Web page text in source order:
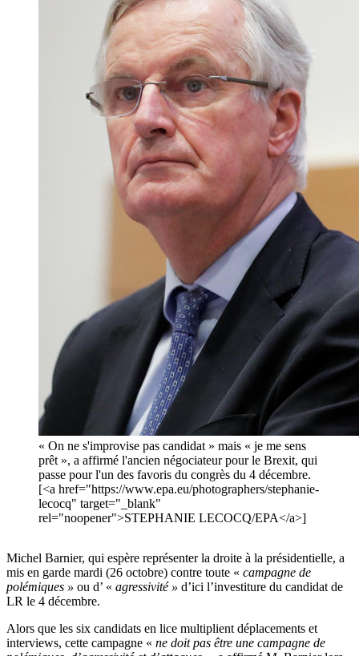
« On ne s'improvise pas candidat » mais « je me sens
prêt », a affirmé l'ancien négociateur pour le Brexit, qui
passe pour l'un des favoris du congrès du 4 décembre.
[<a href="https://www.epa.eu/photographers/stephanie-
lecocq" target="_blank"
rel="noopener">STEPHANIE LECOCQ/EPA</a>]
Michel Barnier, qui espère représenter la droite à la présidentielle, a
mis en garde mardi (26 octobre) contre toute « campagne de
polémiques » ou d’ « agressivité » d’ici l’investiture du candidat de
LR le 4 décembre.
Alors que les six candidats en lice multiplient déplacements et
interviews, cette campagne « ne doit pas être une campagne de